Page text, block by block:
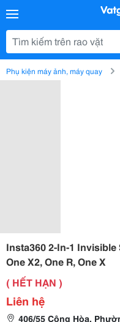
Phụ kiện máy ảnh, máy quay
Insta360 2-In-1 Invisible
One X2, One R, One X
( HẾT HẠN )
Liên hệ
406/55 Cộng Hòa,